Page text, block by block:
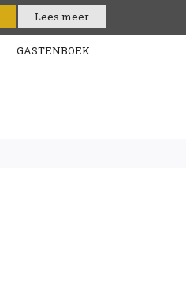
Lees meer
Contact
GASTENBOEK